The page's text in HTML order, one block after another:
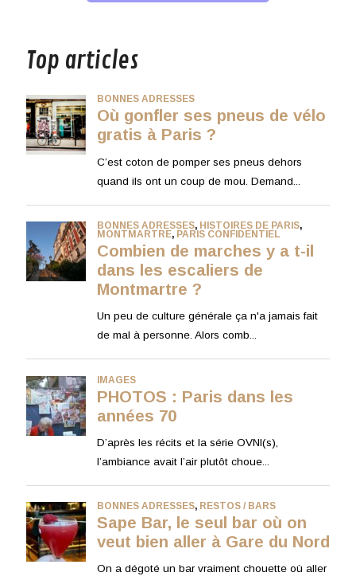
Top articles